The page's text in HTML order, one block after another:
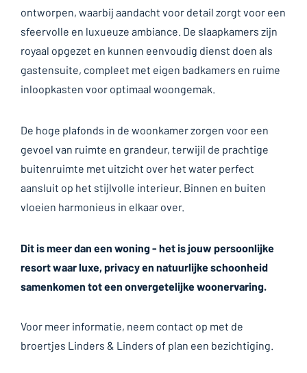
ontworpen, waarbij aandacht voor detail zorgt voor een
sfeervolle en luxueuze ambiance. De slaapkamers zijn
royaal opgezet en kunnen eenvoudig dienst doen als
gastensuite, compleet met eigen badkamers en ruime
inloopkasten voor optimaal woongemak.
De hoge plafonds in de woonkamer zorgen voor een
gevoel van ruimte en grandeur, terwijil de prachtige
buitenruimte met uitzicht over het water perfect
aansluit op het stijlvolle interieur. Binnen en buiten
vloeien harmonieus in elkaar over.
Dit is meer dan een woning - het is jouw persoonlijke
resort waar luxe, privacy en natuurlijke schoonheid
samenkomen tot een onvergetelijke woonervaring.
Voor meer informatie, neem contact op met de
broertjes Linders & Linders of plan een bezichtiging.